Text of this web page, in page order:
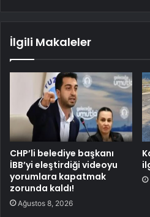
İlgili Makaleler
CHP’li belediye başkanı
İBB’yi eleştirdiği videoyu
yorumlara kapatmak
zorunda kaldı!
Ağustos 8, 2026